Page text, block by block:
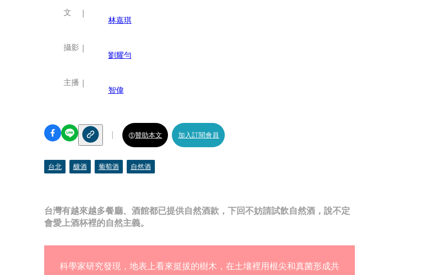
台灣有越來越多餐廳、酒館都已提供自然酒款，下回不妨請試飲自然酒，說不定
會愛上酒杯裡的自然主義。
文
林嘉琪
攝影
劉耀勻
主播
智偉
贊助本文 加入訂閱會員
台北 釀酒 葡萄酒 自然酒
科學家研究發現，地表上看來挺拔的樹木，在土壤裡用根尖和真菌形成共